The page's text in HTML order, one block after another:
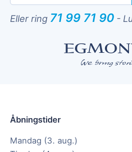
Eller ring 71 99 71 90 -
Åbningstider
Mandag (3. aug.)